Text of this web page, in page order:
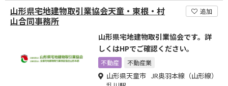
山形県宅地建物取引業協会天童・東根・村
山合同事務所
追加
山形県宅地建物取引業協会です。詳
しくはHPでご確認ください。
不動産 不動産業
山形県天童市 JR奥羽本線（山形線）